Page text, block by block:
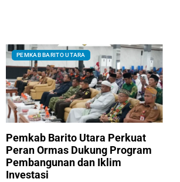
PEMKAB BARITO UTARA
Pemkab Barito Utara Perkuat
Peran Ormas Dukung Program
Pembangunan dan Iklim
Investasi